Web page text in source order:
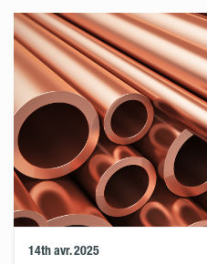
14th avr. 2025